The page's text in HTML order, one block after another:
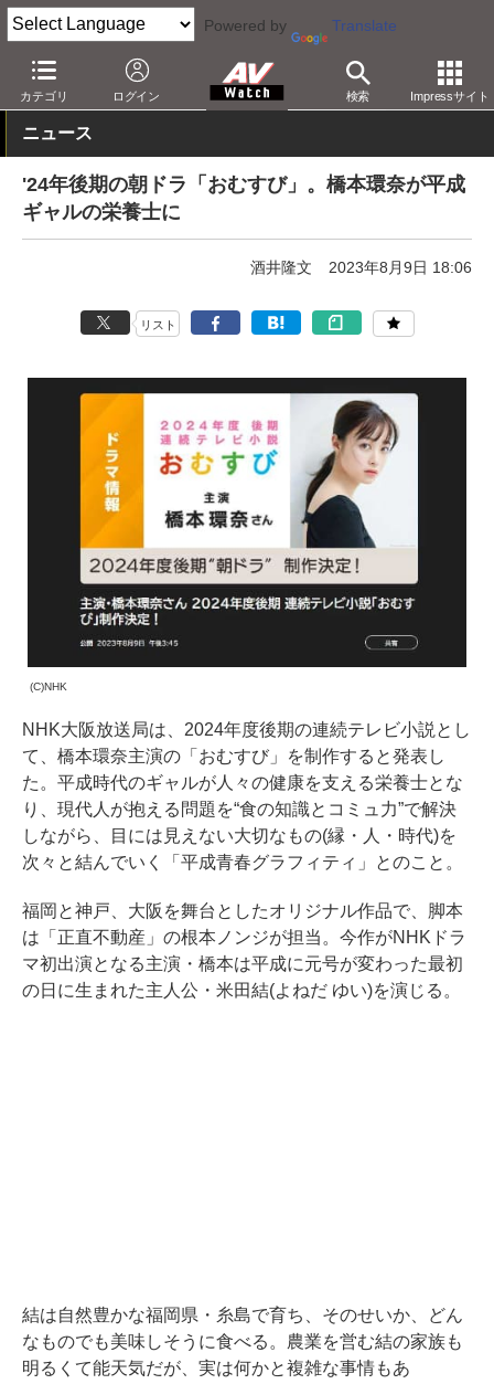
Powered by Translate
カテゴリ ログイン 検索 Impressサイト
AV Watch コンテンツ・サービス 放送 その他
ニュース
'24年後期の朝ドラ「おむすび」。橋本環奈が平成
ギャルの栄養士に
酒井隆文 2023年8月9日 18:06
リスト
(C)NHK
NHK大阪放送局は、2024年度後期の連続テレビ小説とし
て、橋本環奈主演の「おむすび」を制作すると発表し
た。平成時代のギャルが人々の健康を支える栄養士とな
り、現代人が抱える問題を“食の知識とコミュ力”で解決
しながら、目には見えない大切なもの(縁・人・時代)を
次々と結んでいく「平成青春グラフィティ」とのこと。
福岡と神戸、大阪を舞台としたオリジナル作品で、脚本
は「正直不動産」の根本ノンジが担当。今作がNHKドラ
マ初出演となる主演・橋本は平成に元号が変わった最初
の日に生まれた主人公・米田結(よねだ ゆい)を演じる。
結は自然豊かな福岡県・糸島で育ち、そのせいか、どん
なものでも美味しそうに食べる。農業を営む結の家族も
明るくて能天気だが、実は何かと複雑な事情もあ